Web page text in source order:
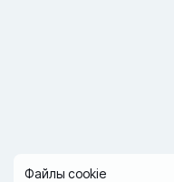
Файлы cookie